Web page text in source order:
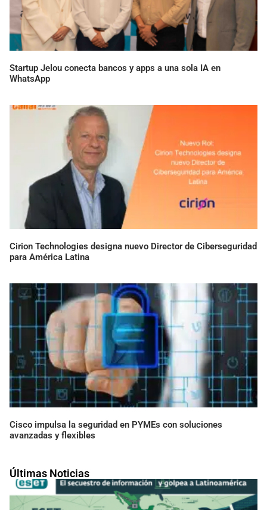
Últimas Noticias
Startup Jelou conecta bancos y apps a una sola IA en
WhatsApp
Cirion Technologies designa nuevo Director de Ciberseguridad
para América Latina
Cisco impulsa la seguridad en PYMEs con soluciones
avanzadas y flexibles